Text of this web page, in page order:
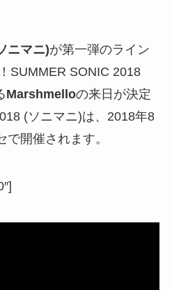
ニマニ)が第一弾のライン
SUMMER SONIC 2018
Marshmelloの来日が決定
(ソニマニ)は、2018年8
で開催されます。